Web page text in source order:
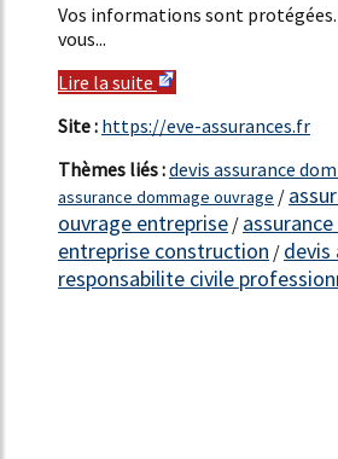
Vos informations sont
vous...
Lire la suite
Site : https://eve-assurances.fr
Thèmes liés :devis assurance
assurance dommage ouvrage /
ouvrage entreprise /
entreprise construction / devis
responsabilite civile